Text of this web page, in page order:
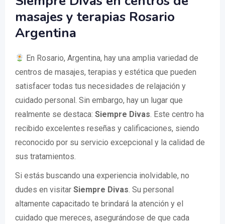
masajes y terapias Rosario
Argentina
En Rosario, Argentina, hay una amplia variedad de
centros de masajes, terapias y estética que pueden
satisfacer todas tus necesidades de relajación y
cuidado personal. Sin embargo, hay un lugar que
realmente se destaca: Siempre Divas. Este centro ha
recibido excelentes reseñas y calificaciones, siendo
reconocido por su servicio excepcional y la calidad de
sus tratamientos.
Si estás buscando una experiencia inolvidable, no
dudes en visitar Siempre Divas. Su personal
altamente capacitado te brindará la atención y el
cuidado que mereces, asegurándose de que cada